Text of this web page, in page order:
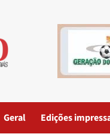
Geral Edições